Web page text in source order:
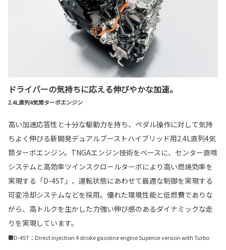
ドライバーの気持ちに応える伸びやかな加速。
2.4L直列4気筒ターボエンジン
高い加速応答性と十分な駆動力を持ち、ペダル操作に対して気持
ちよく伸びる新開発デュアルブーストハイブリッド用2.4L直列4気
筒ターボエンジン。TNGAエンジン技術をベースに、センター直噴
システムと高効率ツインスクロールターボにより高い燃焼効率を
実現する「D-4ST」、運転状態にあわせて最適な制御を実現する
可変冷却システムなどを採用。優れた環境性能と低燃費でありな
がら、高トルクを生かした力強い伸び感のあるダイナミックな走
りを実現しています。
■D-4ST：Direct injection 4 stroke gasoline engine Superior version with Turbo